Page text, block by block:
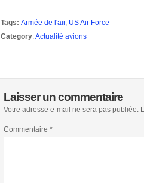
Tags: Armée de l'air, US Air Force
Category:Actualité avions
Laisser un commentaire
Votre adresse e-mail ne sera pas publiée.
Commentaire *